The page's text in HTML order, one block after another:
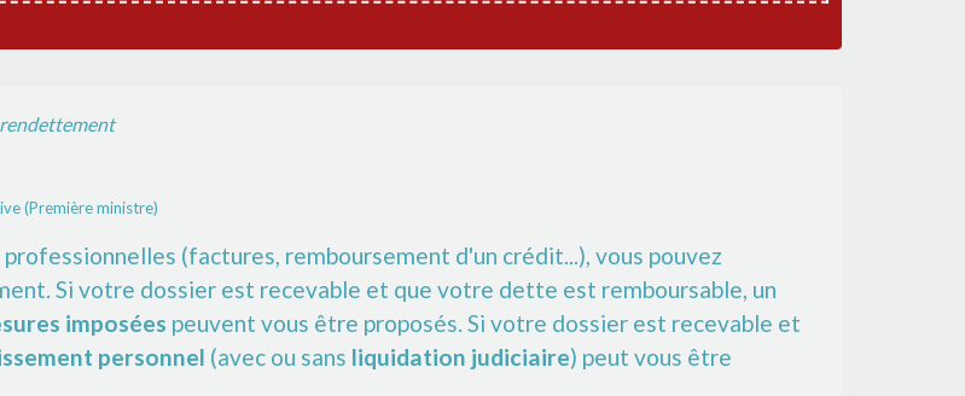
(Première ministre)
(factures, remboursement d'un crédit...), vous pouvez
Si votre dossier est recevable et que votre dette est remboursable, un
imposées peuvent vous être proposés. Si votre dossier est recevable et
personnel (avec ou sans liquidation judiciaire) peut vous être